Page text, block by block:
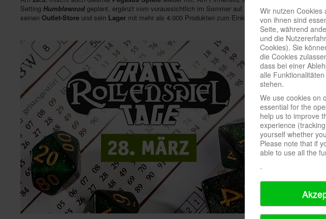
Setting Humblewood geplant, ergänzt vom voraussichtlich im Sommer auf Deutsch erscheinenden
seinen Outlet-Store und sein Lager mit mehr als 4.000 Produkten zum Einkaufen und bietet
Wir nutzen Cookies
von ihnen sind
Seite, während
und die
Cookies). Sie
die Cookies
dass bei einer
alle
stehen.
We use cookies on
essential for the
help us to improve
experience
yourself whether
Please note that if
able to use all the
.